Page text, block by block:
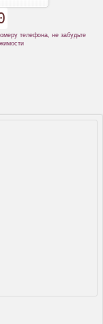
телефона, не забудьте